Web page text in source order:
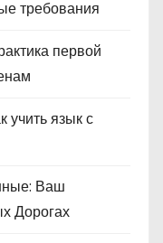
требования
первой
учить язык с
Ваш
Дорогах